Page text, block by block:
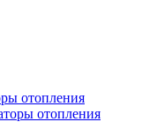
отопления
отопления